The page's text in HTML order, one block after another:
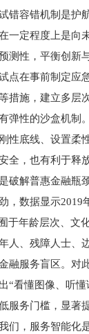
容错机制是护
一定程度上是向
测性，平衡创新
点在事前制定应
措施，建立多层
弹性的沙盒机制
性底线、设置柔
全，也有利于释
解普惠金融瓶
，数据显示2019
于年龄层次、文
人、残障人士、
融服务盲区。对
“看懂图像、听
服务门槛，显著
们，服务智能化